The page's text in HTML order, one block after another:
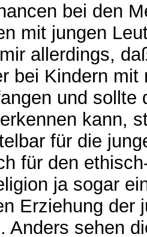
bei den
mit jungen
allerdings,
bei Kindern
und sollte
kann,
für die
für den
ja sogar
Erziehung
Anders sehen